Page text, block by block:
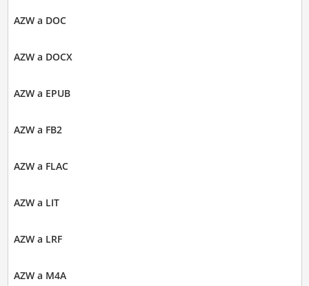
AZW a DOC
AZW a DOCX
AZW a EPUB
AZW a FB2
AZW a FLAC
AZW a LIT
AZW a LRF
AZW a M4A